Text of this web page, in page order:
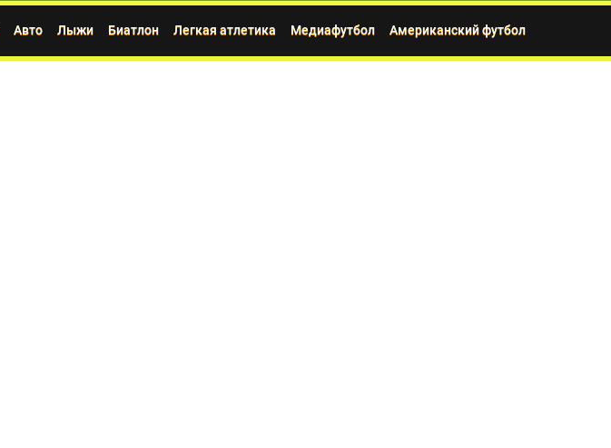
Авто Лыжи Биатлон Легкая атлетика Медиафутбол Американский футбол